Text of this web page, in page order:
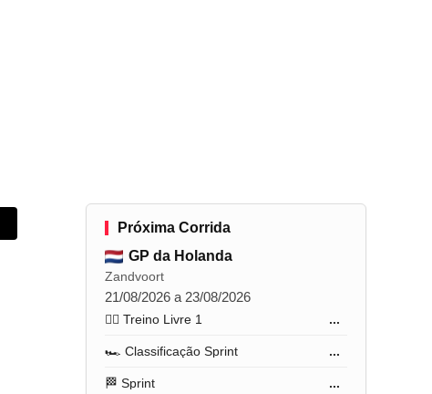
Próxima Corrida
GP da Holanda
Zandvoort
21/08/2026 a 23/08/2026
🏋️‍♂️ Treino Livre 1 ...
🏎️ Classificação Sprint ...
🏁 Sprint ...